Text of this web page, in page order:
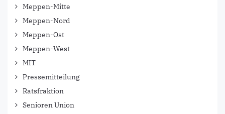
Meppen-Mitte
Meppen-Nord
Meppen-Ost
Meppen-West
MIT
Pressemitteilung
Ratsfraktion
Senioren Union